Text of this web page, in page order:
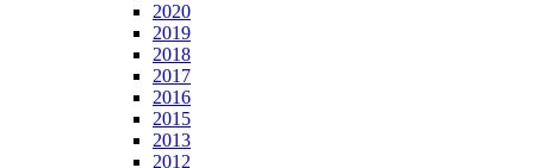
2020
2019
2018
2017
2016
2015
2013
2012